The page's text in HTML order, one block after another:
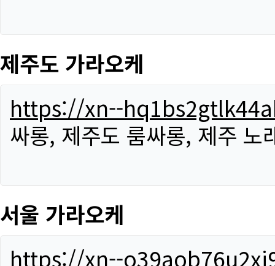
제주도 가라오케
https://xn--
싸롱, 제주도 룸싸롱, 제주 노
서울 가라오케
https://xn--